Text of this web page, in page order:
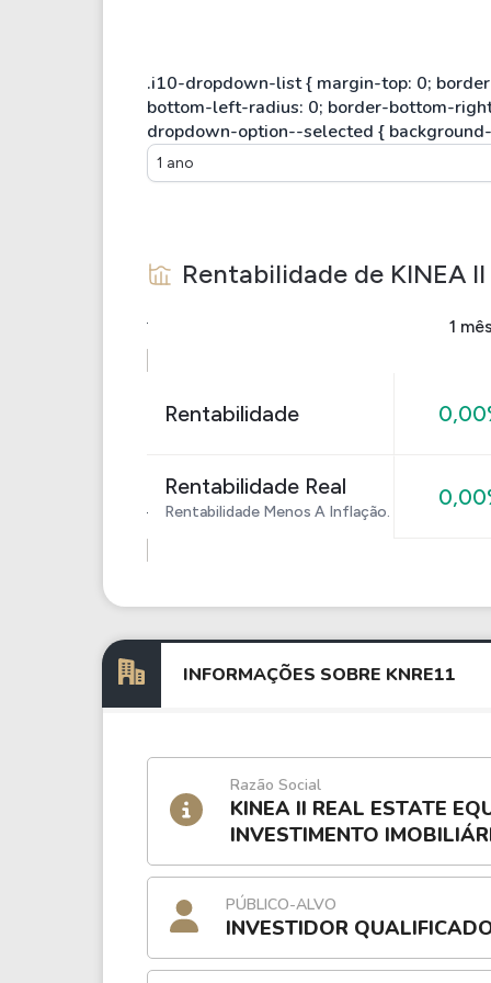
1 ano
Rentabilidade de KINEA
1
Rentabilidade
Rentabilidade Real
Rentabilidade Menos A Inflação.
INFORMAÇÕES SOBRE KNRE11
Razão Social
KINEA II REAL ESTATE
INVESTIMENTO
PÚBLICO-ALVO
INVESTIDOR